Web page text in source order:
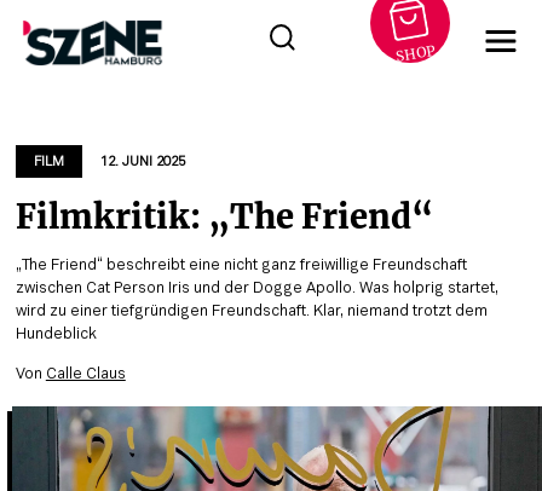
springen
SHOP
FILM 12. JUNI 2025
Filmkritik: „The Friend“
„The Friend“ beschreibt eine nicht ganz freiwillige Freundschaft
zwischen Cat Person Iris und der Dogge Apollo. Was holprig startet,
wird zu einer tiefgründigen Freundschaft. Klar, niemand trotzt dem
Hundeblick
Von Calle Claus